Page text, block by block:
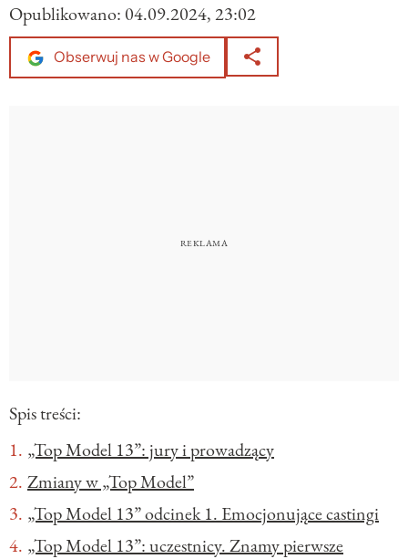
Opublikowano: 04.09.2024, 23:02
Obserwuj nas w Google
Spis treści:
„Top Model 13”: jury i prowadzący
Zmiany w „Top Model”
„Top Model 13” odcinek 1. Emocjonujące castingi
„Top Model 13”: uczestnicy. Znamy pierwsze